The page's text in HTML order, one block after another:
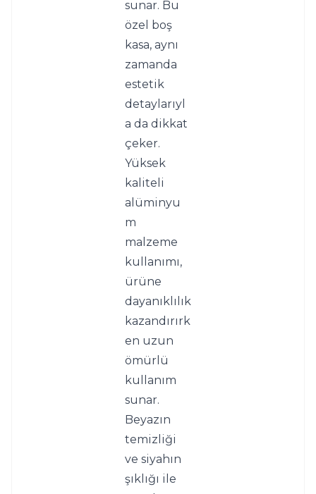
sunar. Bu
özel boş
kasa, aynı
zamanda
estetik
detaylarıyl
a da dikkat
çeker.
Yüksek
kaliteli
alüminyu
m
malzeme
kullanımı,
ürüne
dayanıklılık
kazandırırk
en uzun
ömürlü
kullanım
sunar.
Beyazın
temizliği
ve siyahın
şıklığı ile